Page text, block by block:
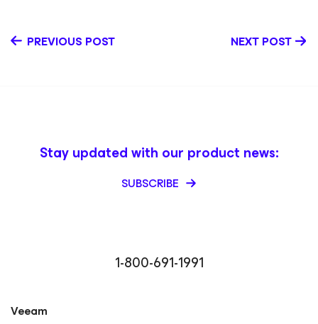
PREVIOUS POST NEXT POST
1-800-691-1991
Stay updated with our product news:
SUBSCRIBE
Veeam